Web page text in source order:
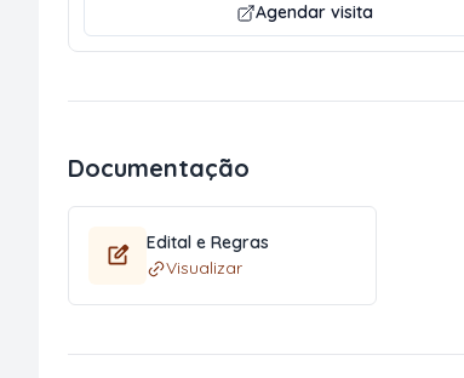
Agendar visita
Documentação
Edital e Regras
Visualizar